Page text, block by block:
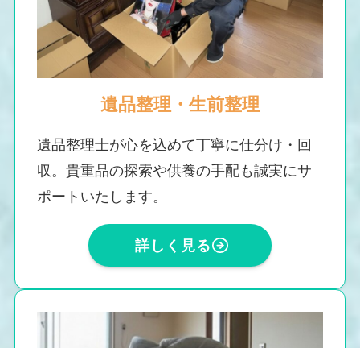
遺品整理・生前整理
遺品整理士が心を込めて丁寧に仕分け・回
収。貴重品の探索や供養の手配も誠実にサ
ポートいたします。
詳しく見る